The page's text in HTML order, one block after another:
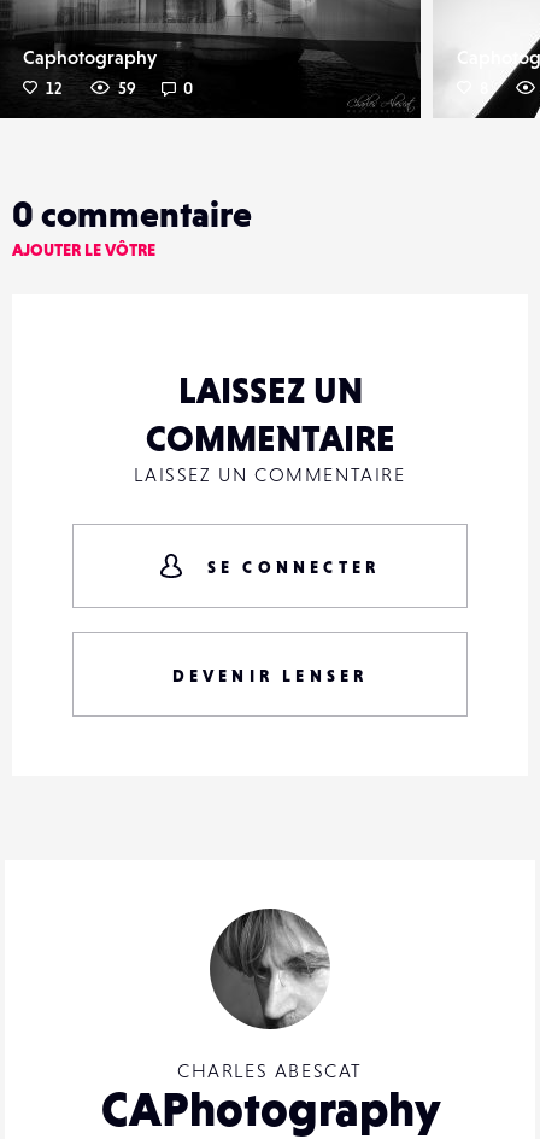
Caphotography
12 59 0
CHARLES ABESCAT
CAPhotography
0 commentaire
AJOUTER LE VÔTRE
LAISSEZ UN
COMMENTAIRE
LAISSEZ UN COMMENTAIRE
SE CONNECTER
DEVENIR LENSER